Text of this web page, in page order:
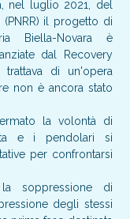
nel luglio 2021, del
(PNRR) il progetto di
Biella-Novara è
dal Recovery
di un'opera
non è ancora stato
la volontà di
e i pendolari si
per confrontarsi
la soppressione di
degli stessi